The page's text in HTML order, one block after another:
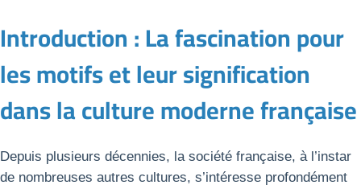
Introduction : La fascination pour
les motifs et leur signification
dans la culture moderne française
Depuis plusieurs décennies, la société française, à l’instar
de nombreuses autres cultures, s’intéresse profondément